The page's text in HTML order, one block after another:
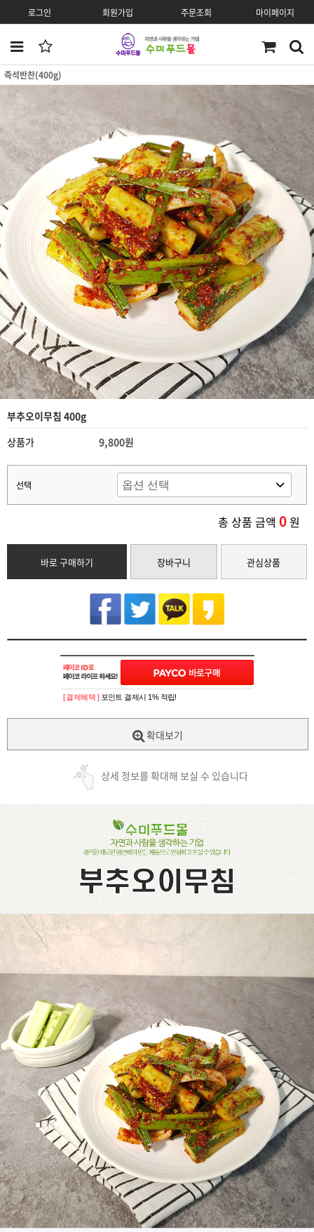
로그인 회원가입 주문조회 마이페이지
즉석반찬(400g)
부추오이무침 400g
상품가
9,800원
선택
총 상품 금액 0원
바로 구매하기 장바구니 관심상품
페이코 ID로
PAYCO 바로
[ 결제혜택 ] 포인트 결제시 1% 적립!
확대보기
상세 정보를 확대해 보실 수 있습니다